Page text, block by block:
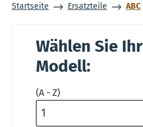
Startseite Ersatzteile ABC
Wählen Sie Ihr
Modell:
(A - Z)
1